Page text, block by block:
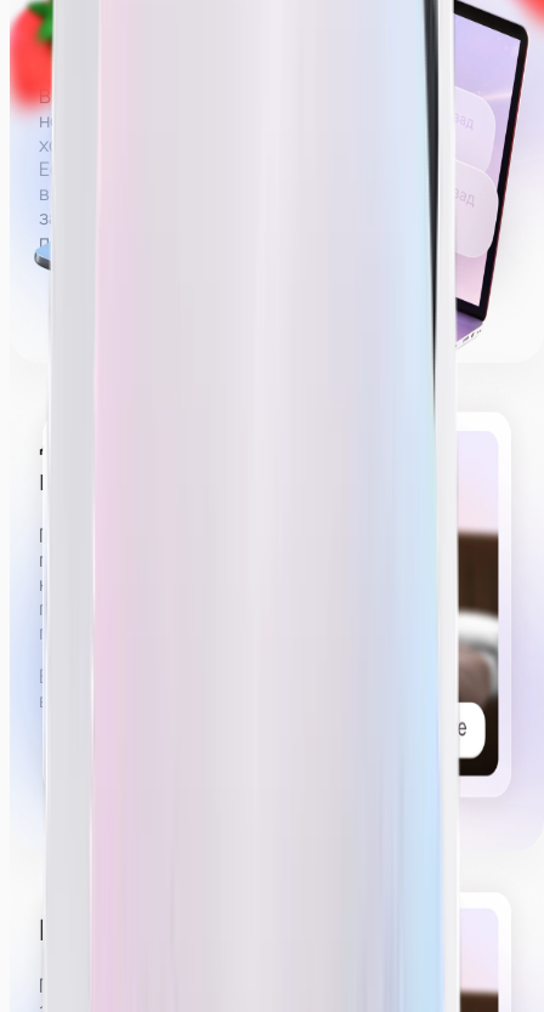
Вебкам — сфера, где зарплата строится на донатах
за действия эротического характера.
Вы можете не раздеваться полностью,
но зарабатывать без раздевания
хотя бы до нижнего белья будет проблематично.
Если не раздеваться совсем (например, сидеть
в футболке и джинсах), на деле удастся выйти на
заработную плату в районе 60 000 рублей,
получать больше будет сложнее.
Делать эротическое
шоу на трансляции
Примерно 5 из 6 часов стрима нужно будет иметь
приятный, слегка эротичный вид. Вы можете
немного расстегнуть рубашку, стоять,
пританцовывая в коротких шортах или юбке,
показывать эмоции удовольствия, возбуждения.
Вы можете посмотреть видеопримеры работы
вебкам-моделей
Проводить приваты
Примерно 30–40 минут из 6 часов стрима будут